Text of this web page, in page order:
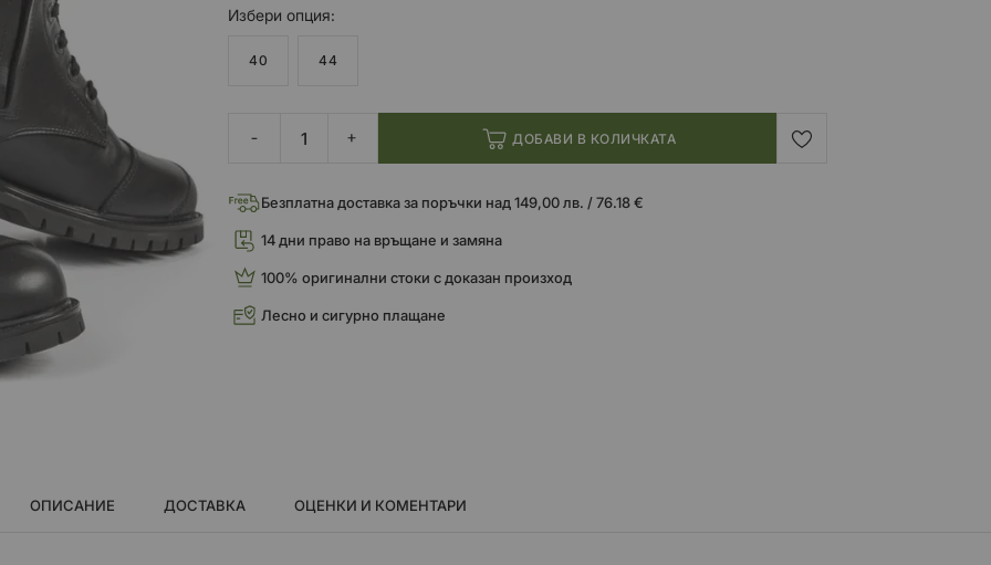
Избериопция
40 44
ДОБАВИ В КОЛИЧКАТА
Безплатна доставка за поръчки над 149,00 лв. / 76.18 €
14 дни право на връщане и замяна
100% оригинални стоки с доказан произход
Лесно и сигурно плащане
ОПИСАНИЕ ДОСТАВКА ОЦЕНКИ И КОМЕНТАРИ